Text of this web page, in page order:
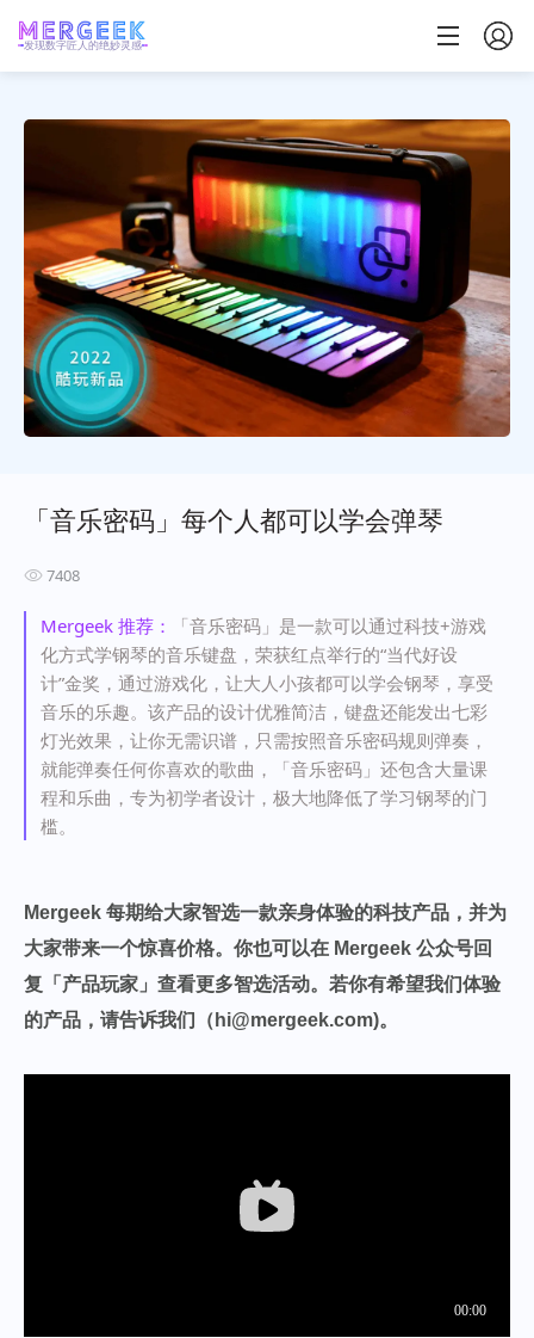
发现数字匠人的绝妙灵感
「音乐密码」每个人都可以学会弹琴
7408
Mergeek 推荐：
「音乐密码」是一款可以通过科技+游戏
化方式学钢琴的音乐键盘，荣获红点举行的“当代好设
计”金奖，通过游戏化，让大人小孩都可以学会钢琴，享受
音乐的乐趣。该产品的设计优雅简洁，键盘还能发出七彩
灯光效果，让你无需识谱，只需按照音乐密码规则弹奏，
就能弹奏任何你喜欢的歌曲，「音乐密码」还包含大量课
程和乐曲，专为初学者设计，极大地降低了学习钢琴的门
槛。
Mergeek 每期给大家智选一款亲身体验的科技产品，并为
大家带来一个惊喜价格。你也可以在 Mergeek 公众号回
复「产品玩家」查看更多智选活动。若你有希望我们体验
的产品，请告诉我们（hi@mergeek.com)。